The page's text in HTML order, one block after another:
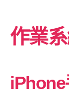
作業